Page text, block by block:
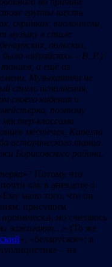
группы шесть
скрипках, виолончели,
музыку в стиле
аруских, польских,
было «яўрэйскіх» – В. Р.)
танцев, а ещё из
Музыкантки не
стиль исполнения,
своего видения и
ейстерка, поэтому
мастер-классами
местечек. Капелла
исторического танца
Борисовского района.
»? Потому что
как в анекдоте о
мало того, что он
присущим
но считаюсь
зажигают…» (То же
», «беларуское»; в
– на